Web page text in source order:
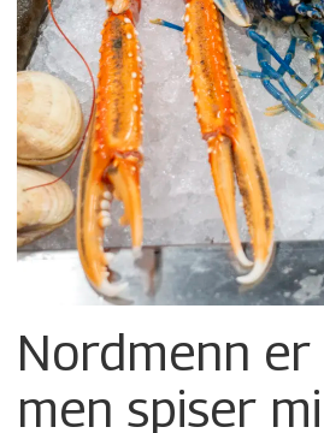
Nordmenn
men spiser